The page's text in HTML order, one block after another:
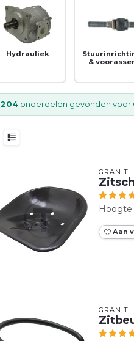
Hydrauliek
&
204 onderdelen gevonden voor
GRANIT
Hoogte
Aan
GRANIT